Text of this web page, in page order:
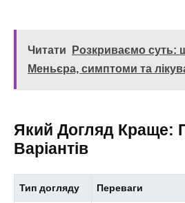
Читати
Розкриваємо суть:
Меньєра, симптоми та
Який Догляд Краще:
Варіантів
Тип догляду Переваги